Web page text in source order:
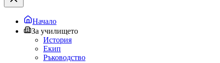
Начало
За училището
История
Екип
Ръководство